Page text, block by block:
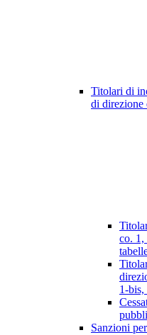
Titolari di
di direzione
co. 1,
1-
Sanzioni